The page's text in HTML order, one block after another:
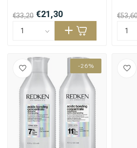
€33,20 €21,30
-26%